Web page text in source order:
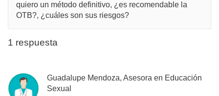
quiero un método definitivo, ¿es recomendable la
OTB?, ¿cuáles son sus riesgos?
1 respuesta
Guadalupe Mendoza, Asesora en Educación
Sexual